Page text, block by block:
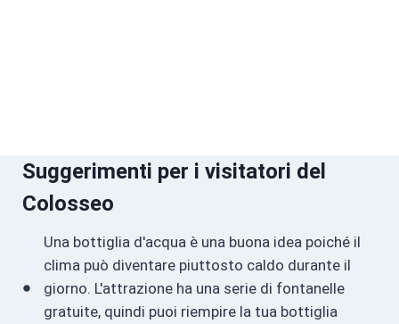
Suggerimenti per i visitatori del
Colosseo
Una bottiglia d'acqua è una buona idea poiché il
clima può diventare piuttosto caldo durante il
giorno. L'attrazione ha una serie di fontanelle
gratuite, quindi puoi riempire la tua bottiglia